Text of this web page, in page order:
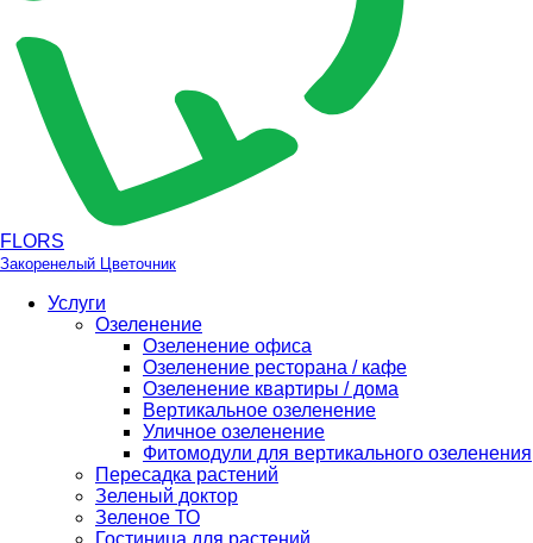
FLORS
Закоренелый Цветочник
Услуги
Озеленение
Озеленение офиса
Озеленение ресторана / кафе
Озеленение квартиры / дома
Вертикальное озеленение
Уличное озеленение
Фитомодули для вертикального озеленения
Пересадка растений
Зеленый доктор
Зеленое ТО